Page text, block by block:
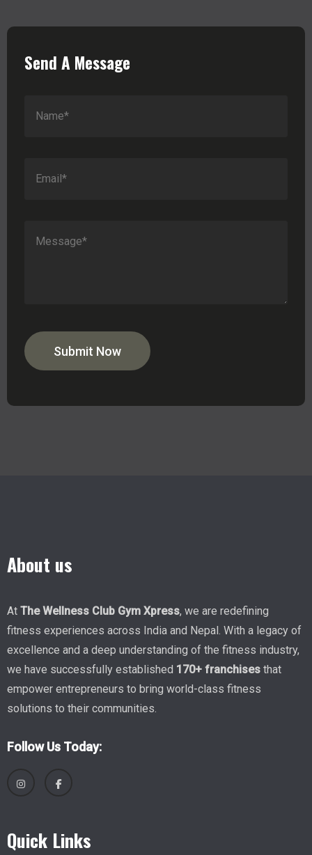
Send A Message
Submit Now
About us
At The Wellness Club Gym Xpress, we are redefining
fitness experiences across India and Nepal. With a legacy of
excellence and a deep understanding of the fitness industry,
we have successfully established 170+ franchises that
empower entrepreneurs to bring world-class fitness
solutions to their communities.
Follow Us Today:
Quick Links